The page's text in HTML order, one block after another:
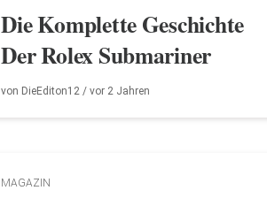
Die Komplette Geschichte
Der Rolex Submariner
von DieEditon12 / vor 2 Jahren
MAGAZIN